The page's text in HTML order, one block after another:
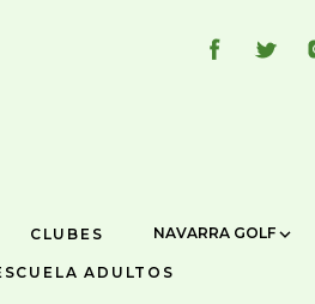
CLUBES NAVARRA GOLF
ADULTOS